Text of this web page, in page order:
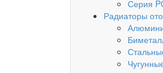
Серия
Радиаторы